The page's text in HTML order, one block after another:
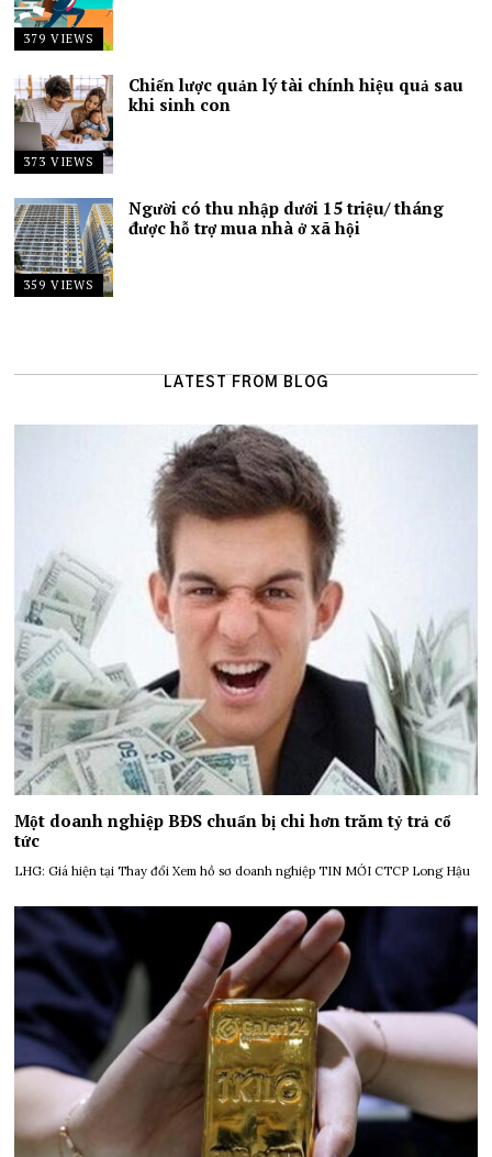
379 VIEWS
373 VIEWS
Chiến lược quản lý tài chính hiệu quả sau
khi sinh con
359 VIEWS
Người có thu nhập dưới 15 triệu/ tháng
được hỗ trợ mua nhà ở xã hội
LATEST FROM BLOG
Một doanh nghiệp BĐS chuẩn bị chi hơn trăm tỷ trả cổ
tức
LHG: Giá hiện tại Thay đổi Xem hồ sơ doanh nghiệp TIN MỚI CTCP Long Hậu